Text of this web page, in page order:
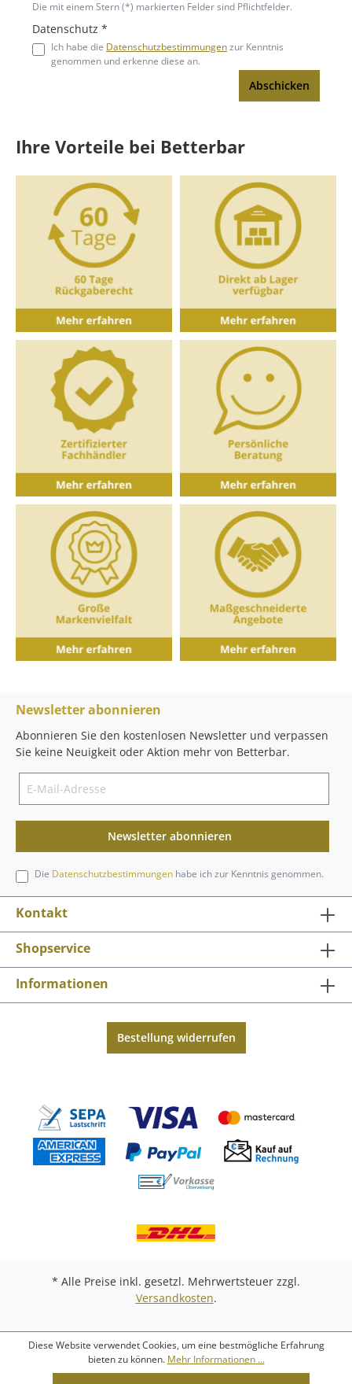
Die mit einem Stern (*) markierten Felder sind Pflichtfelder.
Datenschutz *
Ich habe die Datenschutzbestimmungenzur Kenntnis
genommen und erkenne diese an.
Abschicken
Ihre Vorteile bei Betterbar
Newsletter abonnieren
Abonnieren Sie den kostenlosen Newsletter und verpassen
Sie keine Neuigkeit oder Aktion mehr von Betterbar.
Newsletter abonnieren
Die Datenschutzbestimmungen habe ich zur Kenntnis genommen.
Kontakt
Shopservice
Informationen
Bestellung widerrufen
* Alle Preise inkl. gesetzl. Mehrwertsteuer zzgl.
Versandkosten.
Diese Website verwendet Cookies, um eine bestmögliche Erfahrung
bieten zu können. Mehr Informationen ...